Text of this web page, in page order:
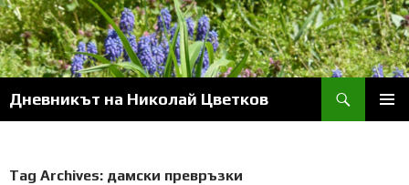
Skip
to
content
Дневникът на Николай Цветков
Tag Archives: дамски превръзки